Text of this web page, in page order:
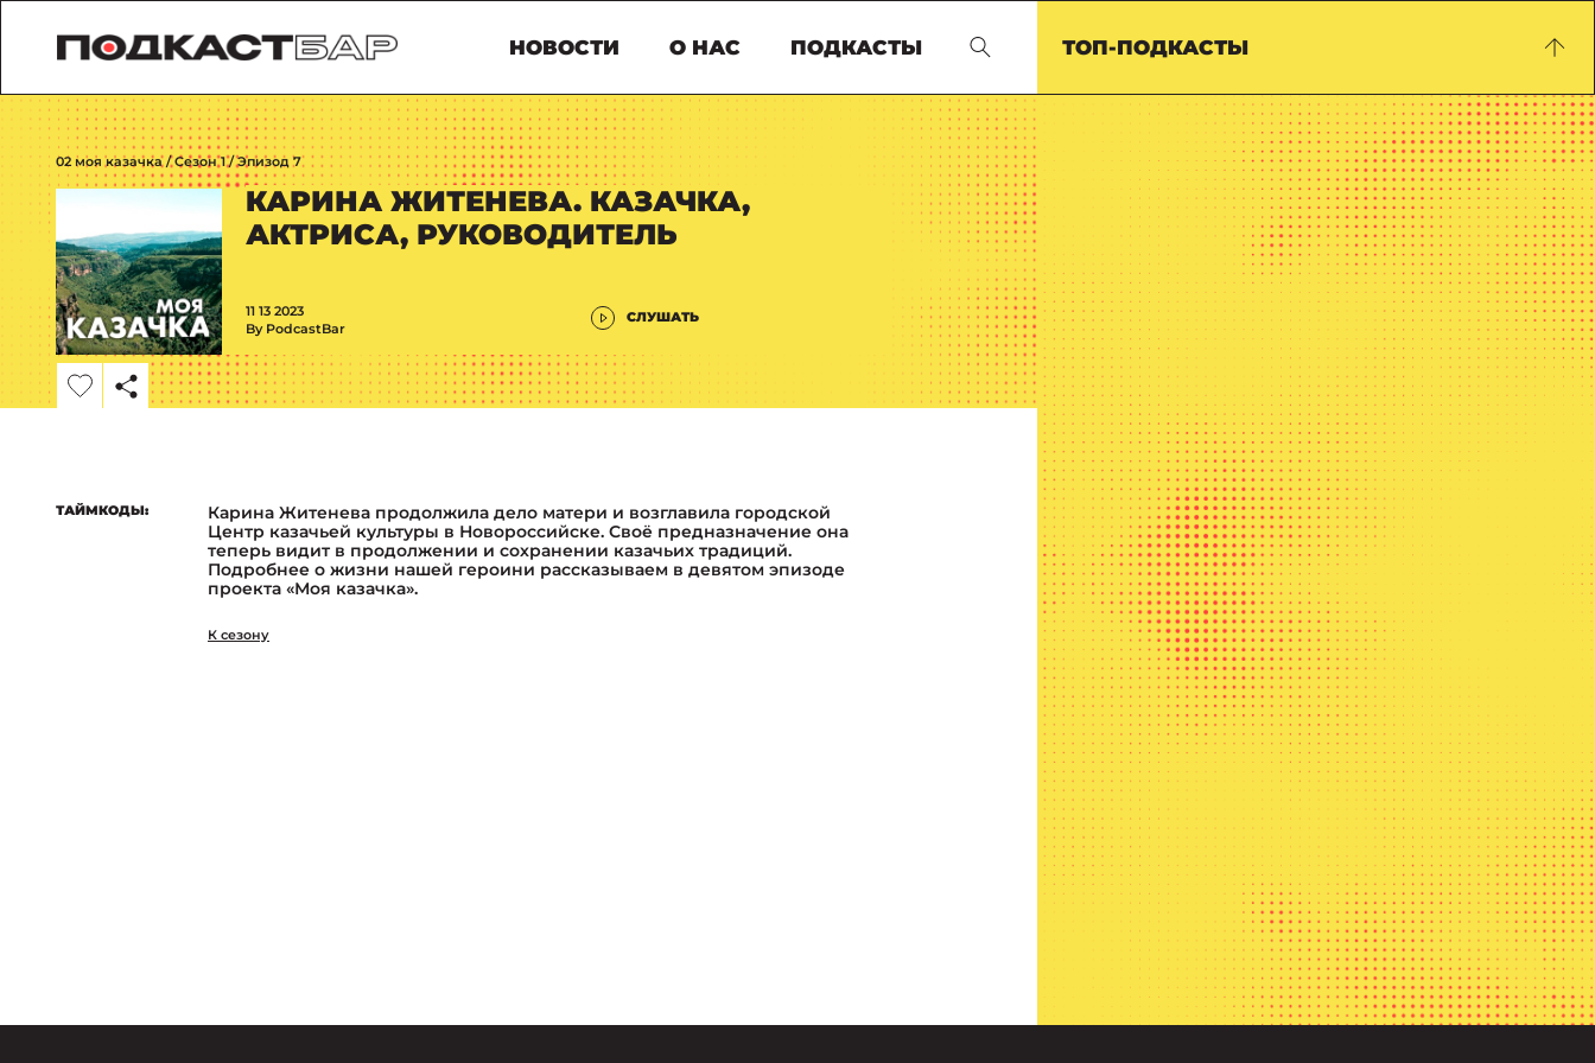
НОВОСТИ О НАС ПОДКАСТЫ ТОП-ПОДКАСТЫ
02 моя казачка / Сезон 1 / Эпизод 7
СЛУШАТЬ
11 13 2023
By PodcastBar
КАРИНА ЖИТЕНЕВА. КАЗАЧКА,
АКТРИСА, РУКОВОДИТЕЛЬ
ТАЙМКОДЫ:
Карина Житенева продолжила дело матери и возглавила городской
Центр казачьей культуры в Новороссийске. Своё предназначение она
теперь видит в продолжении и сохранении казачьих традиций.
Подробнее о жизни нашей героини рассказываем в девятом эпизоде
проекта «Моя казачка».
К сезону